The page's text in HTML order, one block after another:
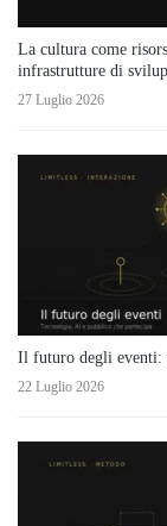
La cultura come
infrastrutture di
27 Luglio 2026
Il futuro degli eventi:
22 Luglio 2026